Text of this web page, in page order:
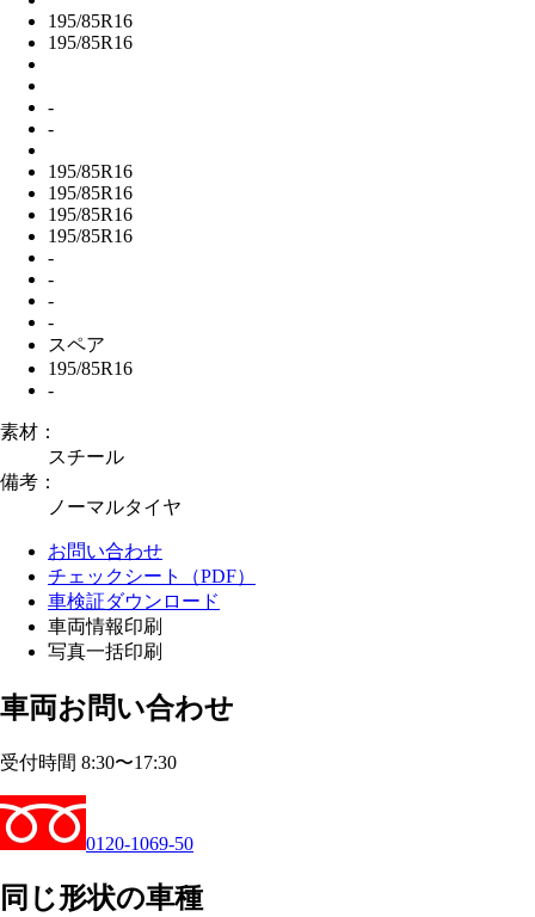
195/85R16
195/85R16
-
-
195/85R16
195/85R16
195/85R16
195/85R16
-
-
-
-
スペア
195/85R16
-
素材：
スチール
備考：
ノーマルタイヤ
お問い合わせ
チェックシート（PDF）
車検証ダウンロード
車両情報印刷
写真一括印刷
車両お問い合わせ
受付時間 8:30〜17:30
0120-1069-50
同じ形状の車種